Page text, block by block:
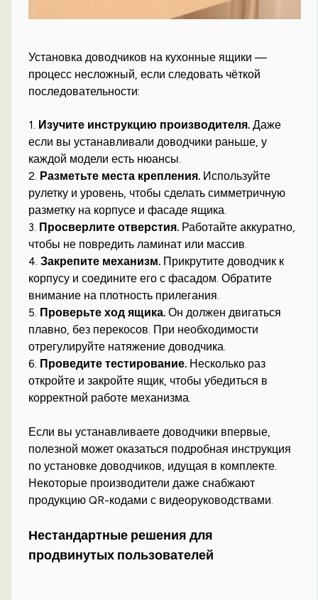
Установка доводчиков на кухонные ящики —
процесс несложный, если следовать чёткой
последовательности:
1. Изучите инструкцию производителя. Даже
если вы устанавливали доводчики раньше, у
каждой модели есть нюансы.
2. Разметьте места крепления. Используйте
рулетку и уровень, чтобы сделать симметричную
разметку на корпусе и фасаде ящика.
3. Просверлите отверстия. Работайте аккуратно,
чтобы не повредить ламинат или массив.
4.Закрепите механизм. Прикрутите доводчик к
корпусу и соедините его с фасадом. Обратите
внимание на плотность прилегания.
5. Проверьте ход ящика. Он должен двигаться
плавно, без перекосов. При необходимости
отрегулируйте натяжение доводчика.
6. Проведите тестирование. Несколько раз
откройте и закройте ящик, чтобы убедиться в
корректной работе механизма.
Если вы устанавливаете доводчики впервые,
полезной может оказаться подробная инструкция
по установке доводчиков, идущая в комплекте.
Некоторые производители даже снабжают
продукцию QR-кодами с видеоруководствами.
Нестандартные решения для
продвинутых пользователей